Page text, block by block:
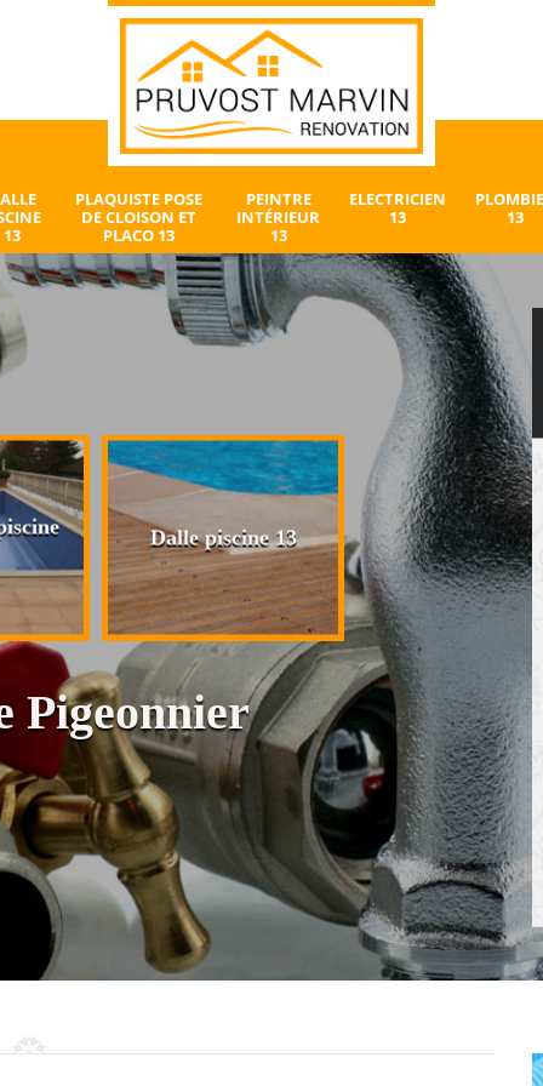
13
PLAQUISTE POSE
DE CLOISON ET
PLACO 13
PEINTRE
INTÉRIEUR
13
ELECTRICIEN
13
13
Dalle piscine 13
Plaquiste pose
cloison et placo
Pigeonnier